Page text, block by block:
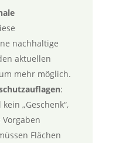
nachhaltige
aktuellen
mehr möglich.
:
„Geschenk“,
Flächen